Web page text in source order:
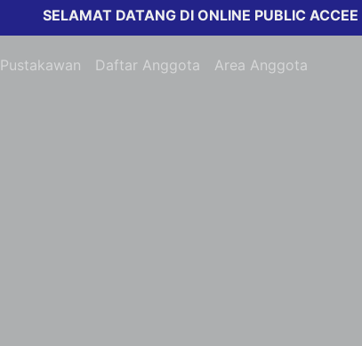
SELAMAT DATANG DI ONLINE PUBLIC
Pustakawan Daftar Anggota Area Anggota